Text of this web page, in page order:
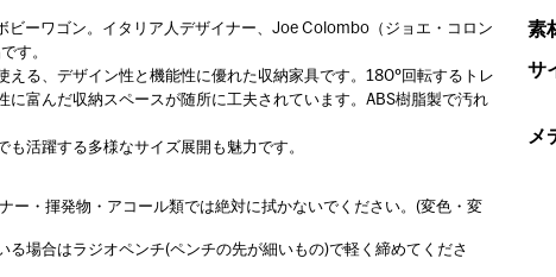
ーワゴン。イタリア人デザイナー、Joe Colombo（ジョエ・コロン
す。
る、デザイン性と機能性に優れた収納家具です。180°回転するトレ
富んだ収納スペースが随所に工夫されています。ABS樹脂製で汚れ
活躍する多様なサイズ展開も魅力です。
ー・揮発物・アコール類では絶対に拭かないでください。(変色・変
場合はラジオペンチ(ペンチの先が細いもの)で軽く締めてくださ
素
サ
メ